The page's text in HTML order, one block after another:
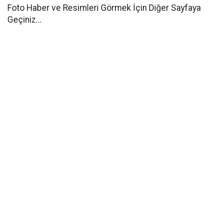
Foto Haber ve Resimleri Görmek İçin Diğer Sayfaya
Geçiniz...